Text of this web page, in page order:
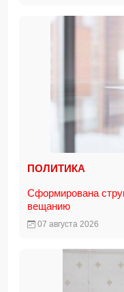
ПОЛИТИКА
Сформирована
вещанию
07 августа 2026